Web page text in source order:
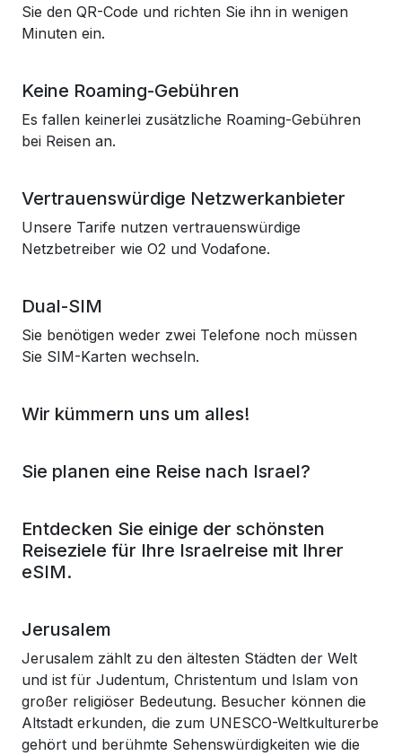
Sie den QR-Code und richten Sie ihn in wenigen
Minuten ein.
Keine Roaming-Gebühren
Es fallen keinerlei zusätzliche Roaming-Gebühren
bei Reisen an.
Vertrauenswürdige Netzwerkanbieter
Unsere Tarife nutzen vertrauenswürdige
Netzbetreiber wie O2 und Vodafone.
Dual-SIM
Sie benötigen weder zwei Telefone noch müssen
Sie SIM-Karten wechseln.
Wir kümmern uns um alles!
Sie planen eine Reise nach Israel?
Entdecken Sie einige der schönsten
Reiseziele für Ihre Israelreise mit Ihrer
eSIM.
Jerusalem
Jerusalem zählt zu den ältesten Städten der Welt
und ist für Judentum, Christentum und Islam von
großer religiöser Bedeutung. Besucher können die
Altstadt erkunden, die zum UNESCO-Weltkulturerbe
gehört und berühmte Sehenswürdigkeiten wie die